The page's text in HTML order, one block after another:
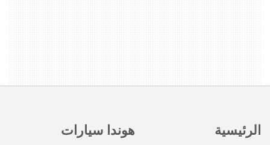
الرئيسية هوندا سيارات